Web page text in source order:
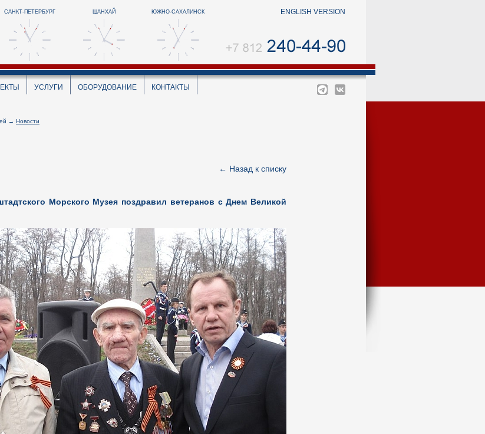
ENGLISH VERSION
САНКТ-ПЕТЕРБУРГ ШАНХАЙ ЮЖНО-САХАЛИНСК
УСЛУГИ ОБОРУДОВАНИЕ КОНТАКТЫ
→ Новости
← Назад к списку
Морского Музея поздравил ветеранов с Днем Великой